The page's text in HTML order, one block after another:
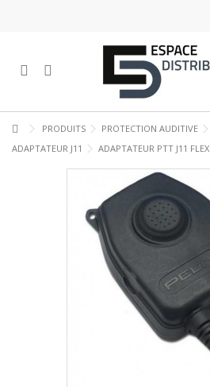
PRODUITS PROTECTION AUDITIVE
ADAPTATEUR J11
ADAPTATEUR PTT J11 FLEX